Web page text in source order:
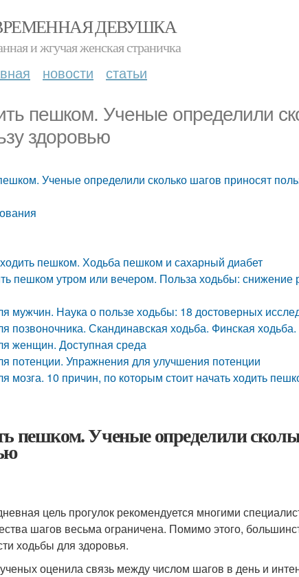
ДЕВУШКА
и жгучая женская страничка
новости статьи
пешком. Ученые определили
здоровью
Ученые определили сколько шагов приносят
пешком. Ходьба пешком и сахарный диабет
пешком утром или вечером. Польза ходьбы: снижение
мужчин. Наука о пользе ходьбы: 18 достоверных
позвоночника. Скандинавская ходьба. Финская
женщин. Доступная среда
потенции. Упражнения для улучшения потенции
мозга. 10 причин, по которым стоит начать ходить
пешком. Ученые определили
цель прогулок рекомендуется многими
шагов весьма ограничена. Помимо этого,
ходьбы для здоровья.
оценила связь между числом шагов в день и